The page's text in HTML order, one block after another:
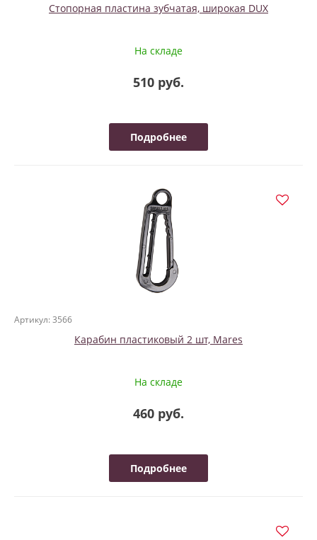
Стопорная пластина зубчатая, широкая DUX
На складе
510 руб.
Подробнее
Артикул: 3566
Карабин пластиковый 2 шт, Mares
На складе
460 руб.
Подробнее